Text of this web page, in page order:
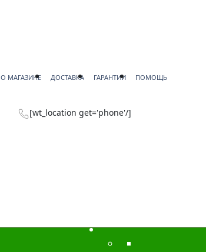
О МАГАЗИНЕ ДОСТАВКА ГАРАНТИИ ПОМОЩЬ
[wt_location get='phone'/]